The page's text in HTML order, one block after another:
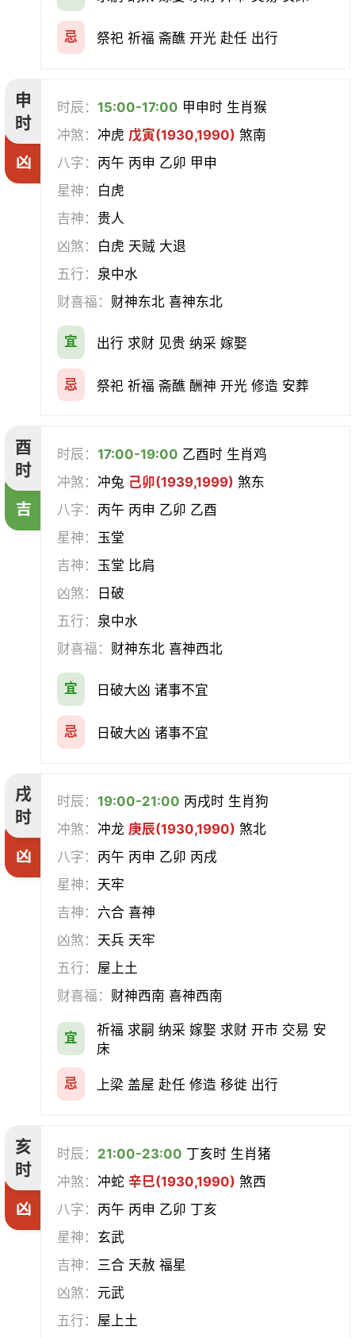
忌 祭祀 祈福 斋醮 开光 赴任 出行
申
时
凶
时辰：15:00-17:00 甲申时 生肖猴
冲煞：冲虎 戊寅(1930,1990) 煞南
八字： 丙午 丙申 乙卯 甲申
星神： 白虎
吉神： 贵人
凶煞： 白虎 天贼 大退
五行： 泉中水
财喜福： 财神东北 喜神东北
宜 出行 求财 见贵 纳采 嫁娶
忌 祭祀 祈福 斋醮 酬神 开光 修造 安葬
酉
时
吉
时辰：17:00-19:00 乙酉时 生肖鸡
冲煞：冲兔 己卯(1939,1999) 煞东
八字： 丙午 丙申 乙卯 乙酉
星神： 玉堂
吉神： 玉堂 比肩
凶煞：
日破
五行： 泉中水
财喜福： 财神东北 喜神西北
宜 日破大凶 诸事不宜
忌 日破大凶 诸事不宜
戌
时
凶
时辰：19:00-21:00 丙戌时 生肖狗
冲煞：冲龙 庚辰(1930,1990) 煞北
八字： 丙午 丙申 乙卯 丙戌
星神： 天牢
吉神： 六合 喜神
凶煞： 天兵 天牢
五行： 屋上土
财喜福： 财神西南 喜神西南
宜
祈福 求嗣 纳采 嫁娶 求财 开市 交易 安
床
忌 上梁 盖屋 赴任 修造 移徙 出行
亥
时
凶
时辰： 21:00-23:00 丁亥时 生肖猪
冲煞：冲蛇辛巳(1930,1990) 煞西
八字： 丙午 丙申 乙卯 丁亥
星神： 玄武
吉神： 三合 天赦 福星
凶煞： 元武
五行： 屋上土